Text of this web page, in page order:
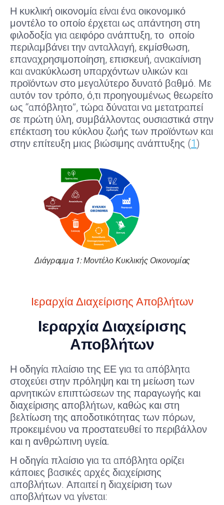
Η κυκλική οικονομία είναι ένα οικονομικό
μοντέλο το οποίο έρχεται ως απάντηση στη
φιλοδοξία για αειφόρο ανάπτυξη, το οποίο
περιλαμβάνει την ανταλλαγή, εκμίσθωση,
επαναχρησιμοποίηση, επισκευή, ανακαίνιση
και ανακύκλωση υπαρχόντων υλικών και
προϊόντων στο μεγαλύτερο δυνατό βαθμό. Με
αυτόν τον τρόπο, ό,τι προηγουμένως θεωρείτο
ως “απόβλητο”, τώρα δύναται να μετατραπεί
σε πρώτη ύλη, συμβάλλοντας ουσιαστικά στην
επέκταση του κύκλου ζωής των προϊόντων και
στην επίτευξη μιας βιώσιμης ανάπτυξης (1)
Διάγραμμα 1: Μοντέλο Κυκλικής Οικονομίας
Ιεραρχία Διαχείρισης Αποβλήτων
Ιεραρχία Διαχείρισης
Αποβλήτων
Η οδηγία πλαίσιο της ΕΕ για τα απόβλητα
στοχεύει στην πρόληψη και τη μείωση των
αρνητικών επιπτώσεων της παραγωγής και
διαχείρισης αποβλήτων, καθώς και στη
βελτίωση της αποδοτικότητας των πόρων,
προκειμένου να προστατευθεί το περιβάλλον
και η ανθρώπινη υγεία.
Η οδηγία πλαίσιο για τα απόβλητα ορίζει
κάποιες βασικές αρχές διαχείρισης
αποβλήτων. Απαιτεί η διαχείριση των
αποβλήτων να γίνεται: